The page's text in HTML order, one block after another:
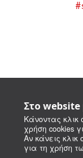
Στο website
Κάνοντας κλικ
χρήση cookies
Αν κάνεις
για τη χρήση